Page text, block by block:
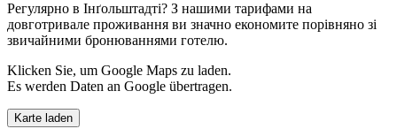
Регулярно в Інґольштадті? З нашими тарифами на
довготривале проживання ви значно економите порівняно зі
звичайними бронюваннями готелю.
Klicken Sie, um Google Maps zu laden.
Es werden Daten an Google übertragen.
Karte laden